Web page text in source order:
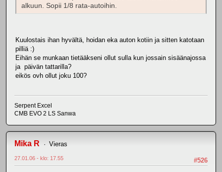
alkuun. Sopii 1/8 rata-autoihin.
Kuulostais ihan hyvältä, hoidan eka auton kotiin ja sitten katotaan
pilliä :)
Eihän se munkaan tietääkseni ollut sulla kun jossain sisäänajossa
ja päivän tattarilla?
eikös ovh ollut joku 100?
Serpent Excel
CMB EVO 2 LS Sanwa
Mika R Vieras
#526
27.01.06 - klo: 17.55